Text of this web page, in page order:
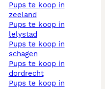
pups te koop in
zeeland
pups te koop in
lelystad
pups te koop in
schagen
pups te koop in
dordrecht
pups te koop in